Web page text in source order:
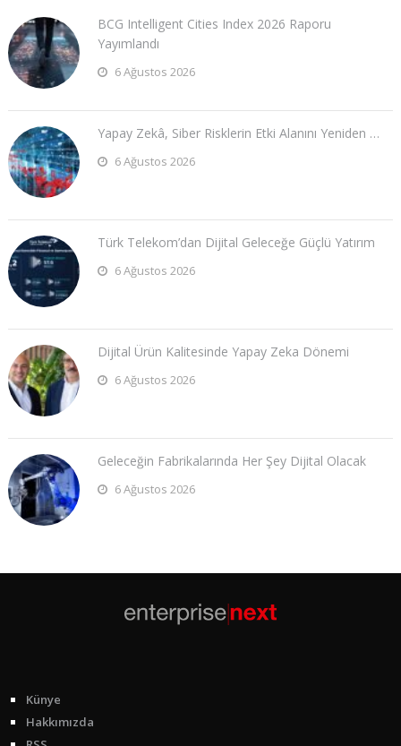
BCG Intelligent Cities Index 2026 Raporu
Yayımlandı
6 Ağustos 2026
Yapay Zekâ, Siber Risklerin Etki Alanını Yeniden …
6 Ağustos 2026
Türk Telekom’dan Dijital Geleceğe Güçlü Yatırım
6 Ağustos 2026
Dijital Ürün Kalitesinde Yapay Zeka Dönemi
6 Ağustos 2026
Geleceğin Fabrikalarında Her Şey Dijital Olacak
6 Ağustos 2026
Künye
Hakkımızda